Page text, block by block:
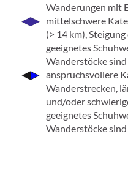
Wanderungen mit
mittelschwere
(> 14 km),
geeignetes
Wanderstöcke
anspruchsvollere
Wanderstrecken,
und/oder
geeignetes
Wanderstöcke